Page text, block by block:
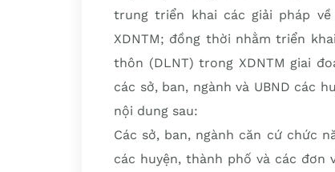
trung triển khai các giải pháp
XDNTM; đồng thời nhằm triển
thôn (DLNT) trong XDNTM giai
các sở, ban, ngành và UBND các
nội dung sau:
Các sở, ban, ngành căn cứ chức
các huyện, thành phố và các